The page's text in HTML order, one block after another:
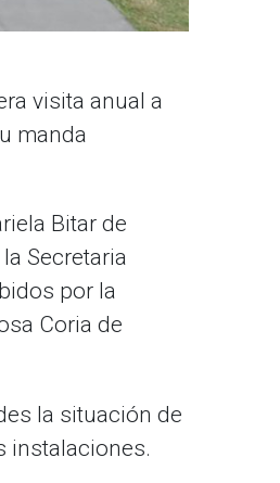
visita anual a
manda
Bitar de
Secretaria
por la
Coria de
la situación de
instalaciones.